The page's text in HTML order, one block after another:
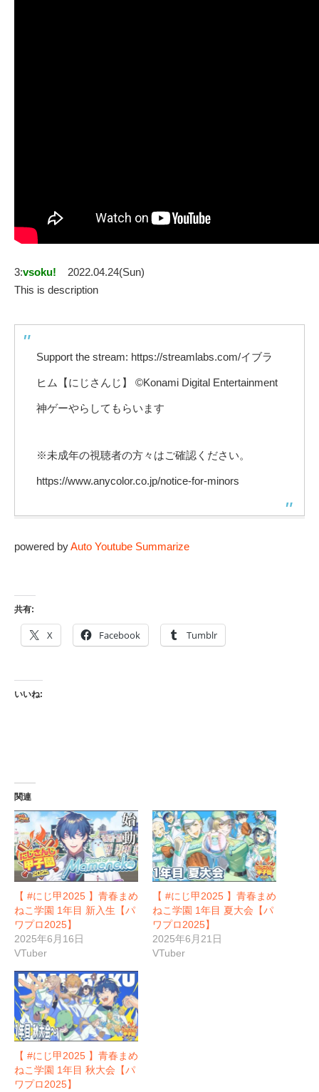
3:vsoku!
2022.04.24(Sun)
This is description
Support the stream: https://streamlabs.com/イブラ
ヒム【にじさんじ】 ©Konami Digital Entertainment
神ゲーやらしてもらいます
※未成年の視聴者の方々はご確認ください。
https://www.anycolor.co.jp/notice-for-minors
powered byAuto Youtube Summarize
共有:
X Facebook Tumblr
いいね:
関連
【 #にじ甲2025 】青春まめ
ねこ学園 1年目 新入生【パ
ワプロ2025】
2025年6月16日
VTuber
【 #にじ甲2025 】青春まめ
ねこ学園 1年目 夏大会【パ
ワプロ2025】
2025年6月21日
VTuber
【 #にじ甲2025 】青春まめ
ねこ学園 1年目 秋大会【パ
ワプロ2025】